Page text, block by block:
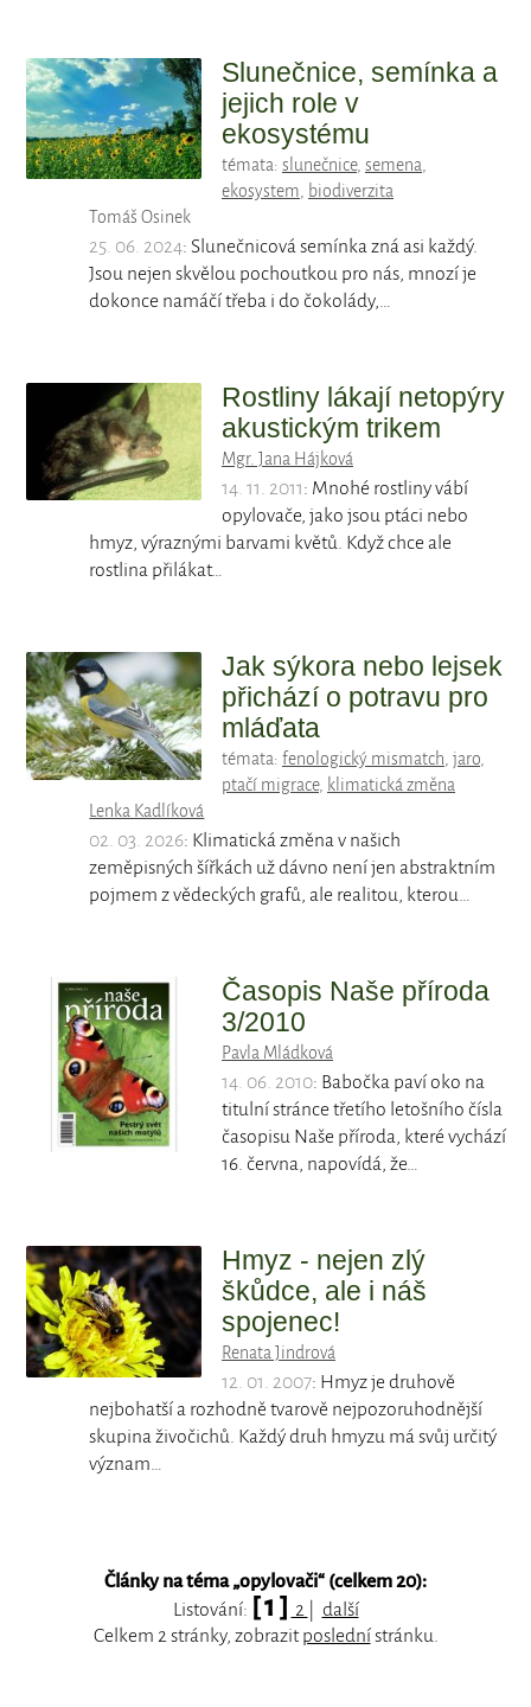
Slunečnice, semínka a
jejich role v
ekosystému
témata: slunečnice, semena,
ekosystem, biodiverzita
Tomáš Osinek
25. 06. 2024: Slunečnicová semínka zná asi každý.
Jsou nejen skvělou pochoutkou pro nás, mnozí je
dokonce namáčí třeba i do čokolády,…
Rostliny lákají netopýry
akustickým trikem
Mgr. Jana Hájková
14. 11. 2011: Mnohé rostliny vábí
opylovače, jako jsou ptáci nebo
hmyz, výraznými barvami květů. Když chce ale
rostlina přilákat…
Jak sýkora nebo lejsek
přichází o potravu pro
mláďata
témata: fenologický mismatch, jaro,
ptačí migrace, klimatická změna
Lenka Kadlíková
02. 03. 2026: Klimatická změna v našich
zeměpisných šířkách už dávno není jen abstraktním
pojmem z vědeckých grafů, ale realitou, kterou…
Časopis Naše příroda
3/2010
Pavla Mládková
14. 06. 2010: Babočka paví oko na
titulní stránce třetího letošního čísla
časopisu Naše příroda, které vychází
16. června, napovídá, že…
Hmyz - nejen zlý
škůdce, ale i náš
spojenec!
Renata Jindrová
12. 01. 2007: Hmyz je druhově
nejbohatší a rozhodně tvarově nejpozoruhodnější
skupina živočichů. Každý druh hmyzu má svůj určitý
význam…
Články na téma „opylovači“ (celkem 20):
Listování: [ 1 ] 2
další
Celkem 2 stránky, zobrazitposlednístránku.